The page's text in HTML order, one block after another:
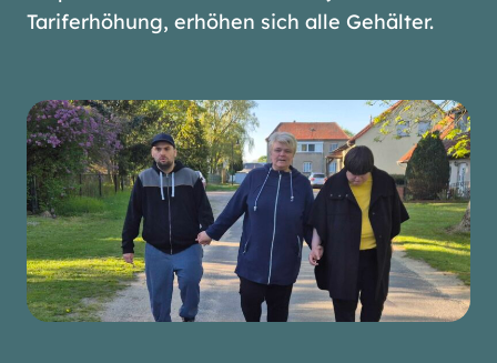
Tariferhöhung, erhöhen sich alle Gehälter.